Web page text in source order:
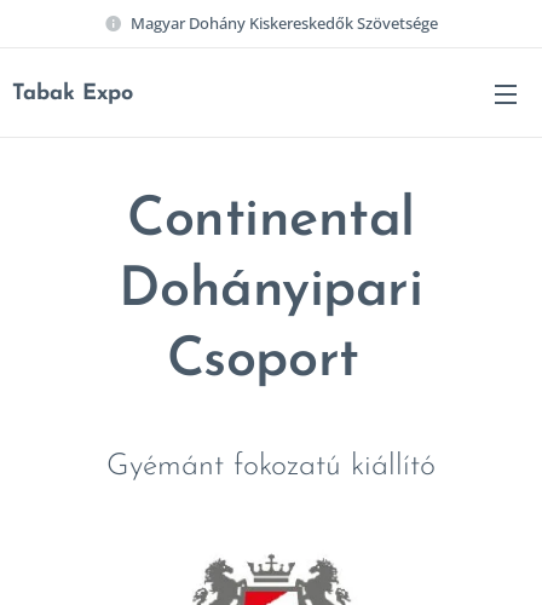
Magyar Dohány Kiskereskedők Szövetsége
Tabak Expo
Continental
Dohányipari
Csoport
Gyémánt fokozatú kiállító